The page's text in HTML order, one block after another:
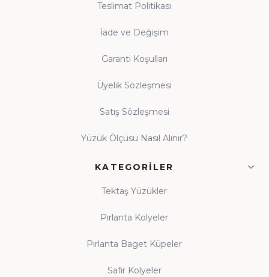
Teslimat Politikası
İade ve Değişim
Garanti Koşulları
Üyelik Sözleşmesi
Satış Sözleşmesi
Yüzük Ölçüsü Nasıl Alınır?
KATEGORILER
Tektaş Yüzükler
Pırlanta Kolyeler
Pırlanta Baget Küpeler
Safir Kolyeler